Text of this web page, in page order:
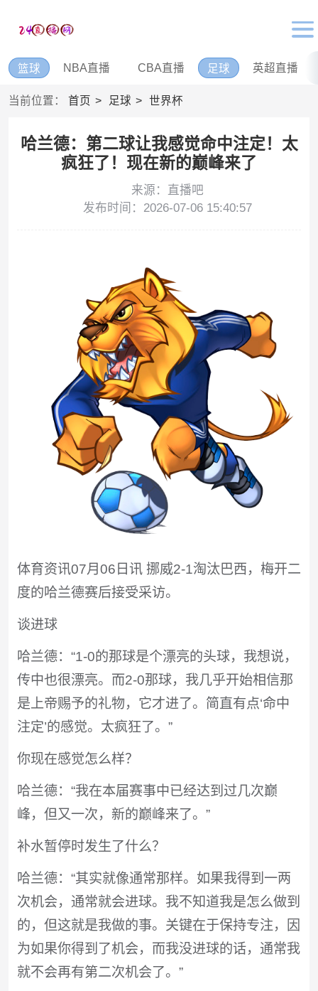
篮球 NBA直播 CBA直播 足球 英超直播
当前位置： 首页 足球 世界杯
哈兰德：第二球让我感觉命中注定！太
疯狂了！现在新的巅峰来了
来源：直播吧
发布时间：2026-07-06 15:40:57
体育资讯07月06日讯 挪威2-1淘汰巴西，梅开二
度的哈兰德赛后接受采访。
谈进球
哈兰德：“1-0的那球是个漂亮的头球，我想说，
传中也很漂亮。而2-0那球，我几乎开始相信那
是上帝赐予的礼物，它才进了。简直有点‘命中
注定’的感觉。太疯狂了。”
你现在感觉怎么样？
哈兰德：“我在本届赛事中已经达到过几次巅
峰，但又一次，新的巅峰来了。”
补水暂停时发生了什么？
哈兰德：“其实就像通常那样。如果我得到一两
次机会，通常就会进球。我不知道我是怎么做到
的，但这就是我做的事。关键在于保持专注，因
为如果你得到了机会，而我没进球的话，通常我
就不会再有第二次机会了。”